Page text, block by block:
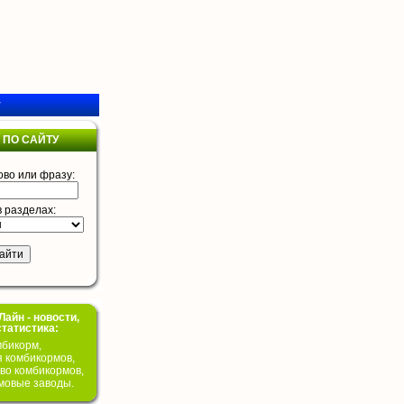
САЙТУ
или фразу:
разделах:
- новости,
комбикормов,
комбикормов,
заводы.